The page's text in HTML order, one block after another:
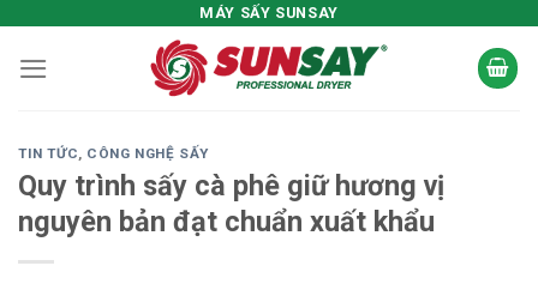
content
MÁY SẤY SUNSAY
TIN TỨC, CÔNG NGHỆ SẤY
Quy trình sấy cà phê giữ hương vị
nguyên bản đạt chuẩn xuất khẩu